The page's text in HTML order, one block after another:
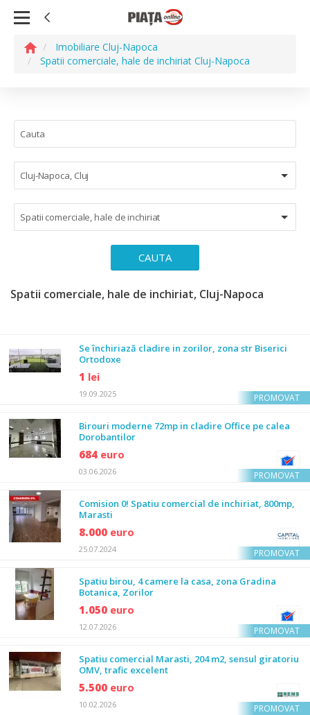
Imobiliare Cluj-Napoca
Spatii comerciale, hale de inchiriat Cluj-Napoca
Cluj-Napoca, Cluj
Spatii comerciale, hale de inchiriat
CAUTA
Spatii comerciale, hale de inchiriat, Cluj-Napoca
Se închiriază cladire in zorilor, zona str Biserici
Ortodoxe
1 lei
19.09.2025 PROMOVAT
Birouri moderne 72mp in cladire Office pe calea
Dorobantilor
684 euro
03.06.2026 PROMOVAT
Comision 0! Spatiu comercial de inchiriat, 800mp,
Marasti
8.000 euro
25.07.2024 PROMOVAT
Spatiu birou, 4 camere la casa, zona Gradina
Botanica, Zorilor
1.050 euro
12.07.2026 PROMOVAT
Spatiu comercial Marasti, 204 m2, sensul giratoriu
OMV, trafic excelent
5.500 euro
10.02.2026 PROMOVAT